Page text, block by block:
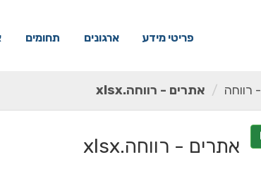
פריטי מידע ארגונים תחומים
רווחה אתרים - רווחה.xlsx
אתרים - רווחה.xlsx